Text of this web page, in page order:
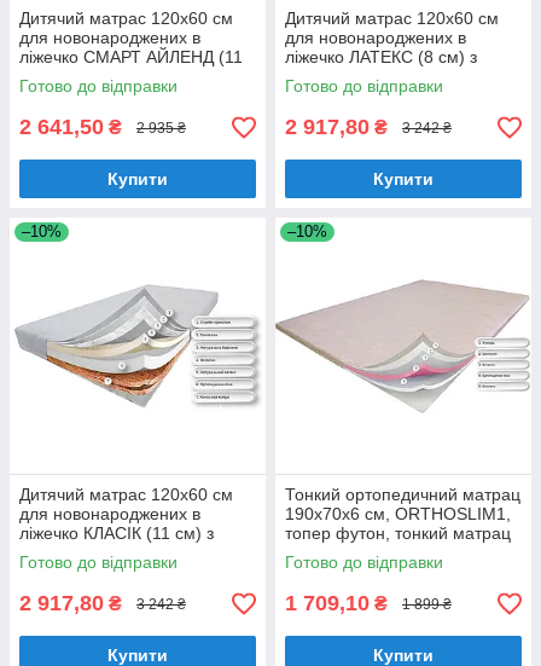
Дитячий матрас 120х60 см
для новонароджених в
ліжечко СМАРТ АЙЛЕНД (11
см) з Memory і латексом,
ортопедичний
Готово до відправки
2 641,50 ₴ 2 935 ₴
Купити
Дитячий матрас 120х60 см
для новонароджених в
ліжечко ЛАТЕКС (8 см) з
кокосом і латексом,
ортопедичний
Готово до відправки
2 917,80 ₴ 3 242 ₴
Купити
–10%
Дитячий матрас 120х60 см
для новонароджених в
ліжечко КЛАСІК (11 см) з
кокосом і латексом,
ортопедичний
Готово до відправки
2 917,80 ₴ 3 242 ₴
Купити
–10%
Тонкий ортопедичний матрац
190х70х6 см, ORTHOSLIM1,
топер футон, тонкий матрац
для дивана
Готово до відправки
1 709,10 ₴ 1 899 ₴
Купити